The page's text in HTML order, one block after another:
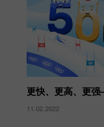
更快、更高、更
11.02.2022